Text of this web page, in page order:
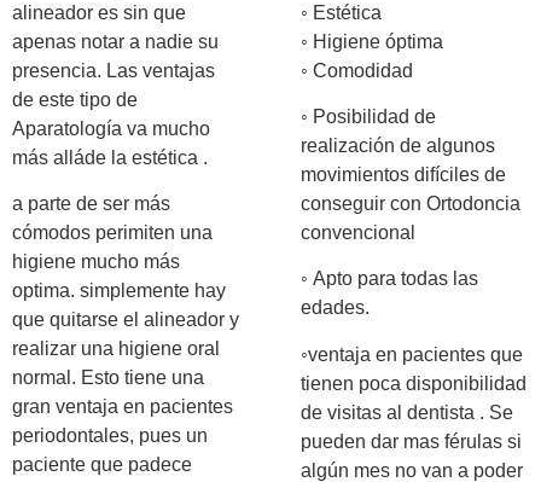
alineador es sin que
apenas notar a nadie su
presencia. Las ventajas
de este tipo de
Aparatología va mucho
más alláde la estética .
a parte de ser más
cómodos perimiten una
higiene mucho más
optima. simplemente hay
que quitarse el alineador y
realizar una higiene oral
normal. Esto tiene una
gran ventaja en pacientes
periodontales, pues un
paciente que padece
◦ Estética
◦ Higiene óptima
◦ Comodidad
◦ Posibilidad de
realización de algunos
movimientos difíciles de
conseguir con Ortodoncia
convencional
◦ Apto para todas las
edades.
◦ventaja en pacientes que
tienen poca disponibilidad
de visitas al dentista . Se
pueden dar mas férulas si
algún mes no van a poder